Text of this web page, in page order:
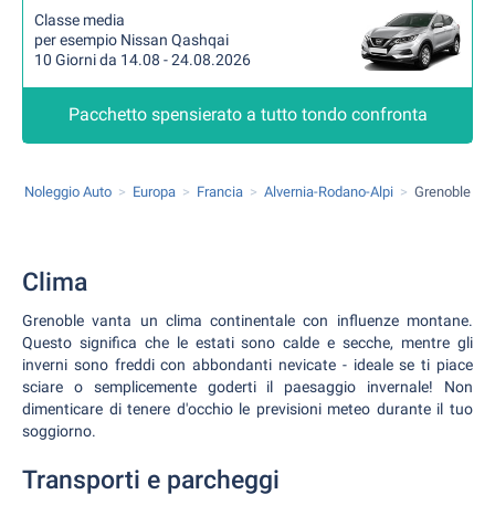
Classe media
per esempio Nissan Qashqai
10 Giorni da 14.08 - 24.08.2026
Pacchetto spensierato a tutto tondo confronta
Noleggio Auto Europa Francia Alvernia-Rodano-Alpi Grenoble
Clima
Grenoble vanta un clima continentale con influenze montane.
Questo significa che le estati sono calde e secche, mentre gli
inverni sono freddi con abbondanti nevicate - ideale se ti piace
sciare o semplicemente goderti il paesaggio invernale! Non
dimenticare di tenere d'occhio le previsioni meteo durante il tuo
soggiorno.
Transporti e parcheggi